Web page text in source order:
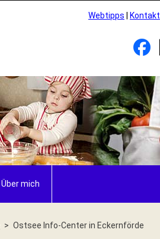
Webtipps Kontakt
Über mich
Ostsee Info-Center in Eckernförde